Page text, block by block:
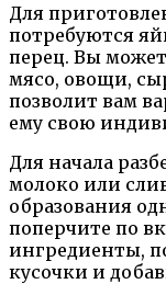
Для
потребуются
перец. Вы
мясо, овощи,
позволит вам
ему свою
Для начала
молоко или
образования
поперчите по
ингредиенты,
кусочки и